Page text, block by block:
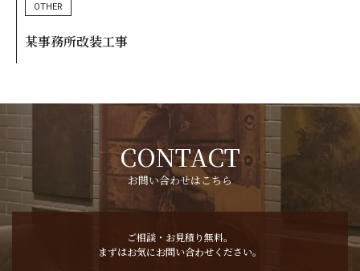
OTHER
某事務所改装工事
CONTACT
お問い合わせはこちら
ご相談・お見積り無料。
まずはお気にお問い合わせください。